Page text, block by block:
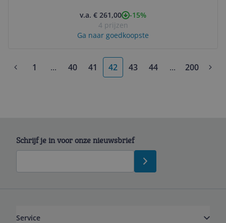
v.a. € 261,00
-15%
4 prijzen
Ga naar goedkoopste
1 ...More pages
40 41 42 43 44 ...More pages
200
Schrijf je in voor onze nieuwsbrief
Service